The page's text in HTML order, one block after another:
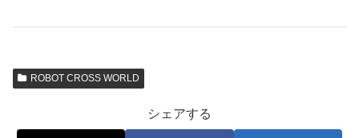
ROBOT CROSS WORLD
シェアする